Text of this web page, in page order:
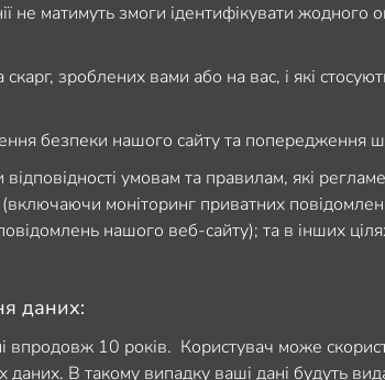
не матимуть змоги ідентифікувати жодного
скарг, зроблених вами або на вас, і які
безпеки нашого сайту та попередження
умовам та правилам, які
моніторинг приватних
нашого веб-сайту); та в інших
даних:
впродовж 10 років. Користувач може
даних. В такому випадку ваші дані будуть